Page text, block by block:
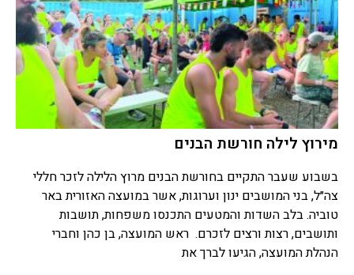
מירוץ לילה חורשת הבנים
בשבוע שעבר התקיים בחורשת הבנים מרוץ הלילה לזכר חללי
צה״ל, בני המושבים ינון וערוגות, אשר במועצה האזורית באר
טוביה. בלב השדות והמטעים התכנסו משפחות, תושבות
ותושבים, רצות ורצים לזכרם. ראש המועצה, בן כהן וחברי
הנהלת המועצה, הגיעו לברך את